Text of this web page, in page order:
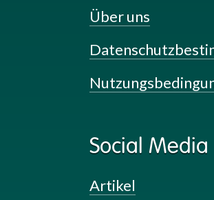
Über uns
Social Media
Artikel